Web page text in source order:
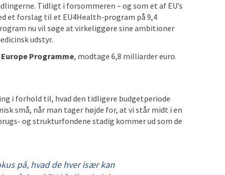
Tidligt i forsommeren – og som et af EU’s
et forslag til et EU4Health-program på 9,4
nu vil søge at virkeliggøre sine ambitioner
udstyr.
Programme, modtage 6,8 milliarder euro.
i forhold til, hvad den tidligere budgetperiode
små, når man tager højde for, at vi står midt i en
og strukturfondene stadig kommer ud som de
på, hvad de hver især kan